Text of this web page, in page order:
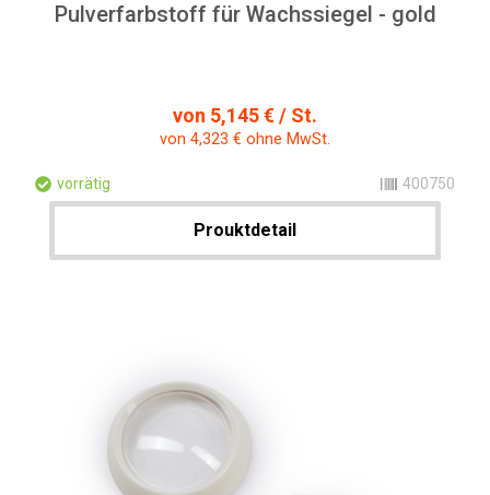
Pulverfarbstoff für Wachssiegel - gold
von 5,145 € / St.
von 4,323 € ohne MwSt.
vorrätig 400750
Prouktdetail